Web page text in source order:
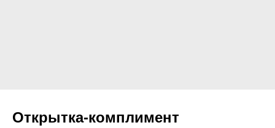
Открытка-комплимент